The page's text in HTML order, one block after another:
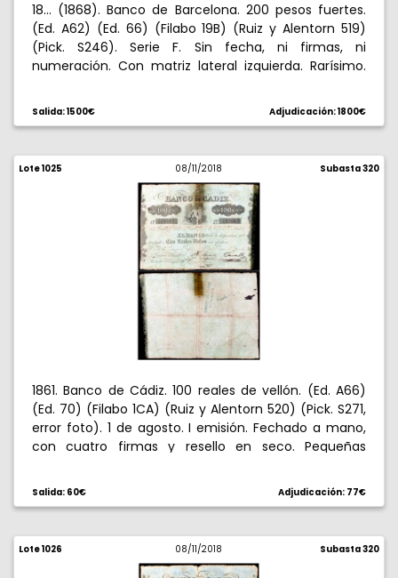
18... (1868). Banco de Barcelona. 200 pesos fuertes.
(Ed. A62) (Ed. 66) (Filabo 19B) (Ruiz y Alentorn 519)
(Pick. S246). Serie F. Sin fecha, ni firmas, ni
numeración. Con matriz lateral izquierda. Rarísimo.
Salida: 1500€ Adjudicación: 1800€
Lote 1025 08/11/2018 Subasta 320
1861. Banco de Cádiz. 100 reales de vellón. (Ed. A66)
(Ed. 70) (Filabo 1CA) (Ruiz y Alentorn 520) (Pick. S271,
error foto). 1 de agosto. I emisión. Fechado a mano,
con cuatro firmas y resello en seco. Pequeñas
Salida: 60€ Adjudicación: 77€
Lote 1026 08/11/2018 Subasta 320